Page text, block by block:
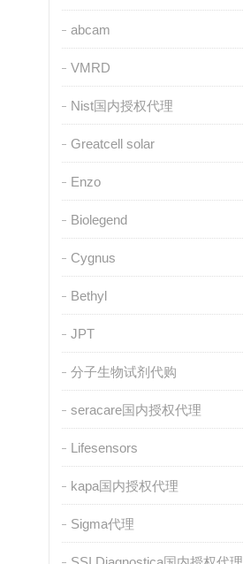
abcam
VMRD
Nist国内授权代理
Greatcell solar
Enzo
Biolegend
Cygnus
Bethyl
JPT
分子生物试剂代购
seracare国内授权代理
Lifesensors
kapa国内授权代理
Sigma代理